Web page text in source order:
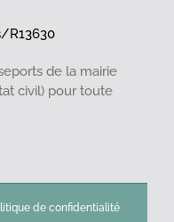
R13630
de la mairie
civil) pour toute
de confidentialité